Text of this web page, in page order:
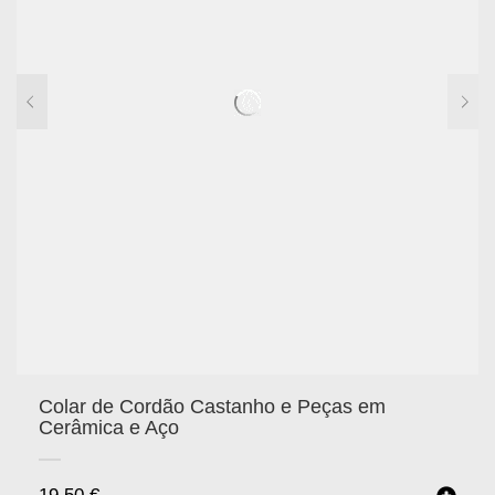
Colar de Cordão Castanho e Peças em
Cerâmica e Aço